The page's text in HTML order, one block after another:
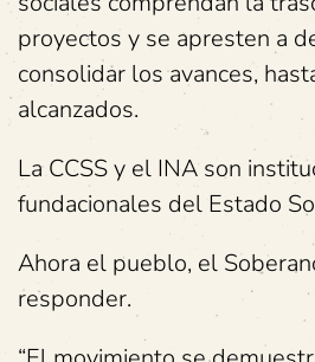
proyectos y se apresten a
consolidar los avances,
alcanzados.
La CCSS y el INA son
fundacionales del Estado
Ahora el pueblo, el
responder.